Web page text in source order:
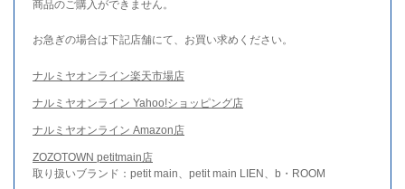
商品のご購入ができません。
お急ぎの場合は下記店舗にて、お買い求めください。
ナルミヤオンライン楽天市場店
ナルミヤオンライン Yahoo!ショッピング店
ナルミヤオンライン Amazon店
ZOZOTOWN petitmain店
取り扱いブランド：petit main、petit main LIEN、b・ROOM